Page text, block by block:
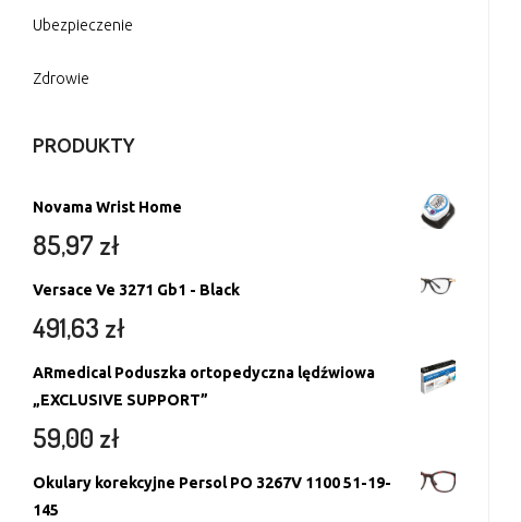
Ubezpieczenie
Zdrowie
PRODUKTY
Novama Wrist Home
85,97 zł
Versace Ve 3271 Gb1 - Black
491,63 zł
ARmedical Poduszka ortopedyczna lędźwiowa
„EXCLUSIVE SUPPORT”
59,00 zł
Okulary korekcyjne Persol PO 3267V 1100 51-19-
145